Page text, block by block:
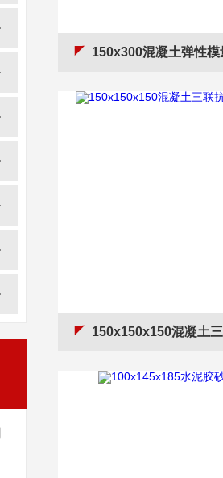
150x300混凝土弹性模量
150x150x150混凝土三联抗